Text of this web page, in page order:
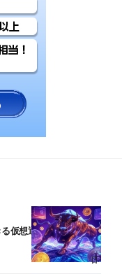
仮想通貨プロジェクト